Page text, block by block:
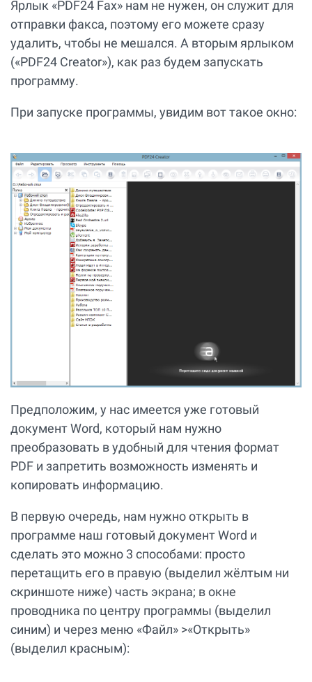
Ярлык «PDF24 Fax» нам не нужен, он служит для
отправки факса, поэтому его можете сразу
удалить, чтобы не мешался. А вторым ярлыком
(«PDF24 Creator»), как раз будем запускать
программу.
При запуске программы, увидим вот такое окно:
Предположим, у нас имеется уже готовый
документ Word, который нам нужно
преобразовать в удобный для чтения формат
PDF и запретить возможность изменять и
копировать информацию.
В первую очередь, нам нужно открыть в
программе наш готовый документ Word и
сделать это можно 3 способами: просто
перетащить его в правую (выделил жёлтым ни
скриншоте ниже) часть экрана; в окне
проводника по центру программы (выделил
синим) и через меню «Файл» >«Открыть»
(выделил красным):